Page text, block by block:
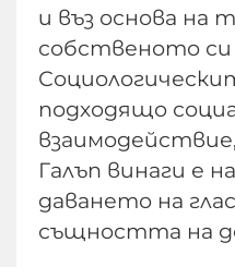
и въз основа на
собственото си
подходящо
Галъп винаги е
даването на
същността на